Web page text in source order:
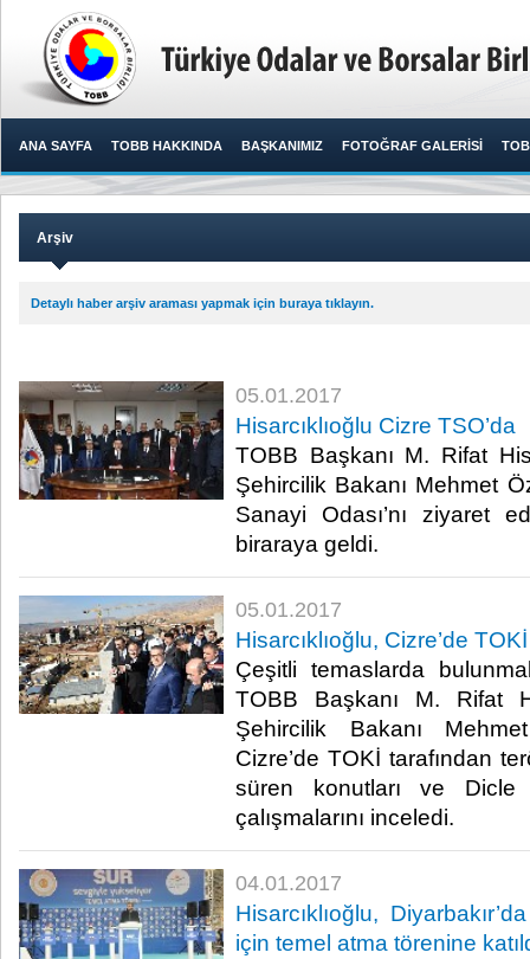
ANA SAYFA TOBB HAKKINDA BAŞKANIMIZ FOTOĞRAF GALERİSİ
Arşiv
Detaylı haber arşiv araması yapmak için buraya tıklayın.
05.01.2017
Hisarcıklıoğlu Cizre TSO’da
TOBB Başkanı M. Rifat
Şehircilik Bakanı Mehmet
Sanayi Odası’nı ziyaret
biraraya geldi.​
05.01.2017
Hisarcıklıoğlu, Cizre’de
Çeşitli temaslarda
TOBB Başkanı M. Rifat
Şehircilik Bakanı
Cizre’de TOKİ tarafından
süren konutları ve Dicle
çalışmalarını inceledi.​
04.01.2017
Hisarcıklıoğlu,
için temel atma törenine